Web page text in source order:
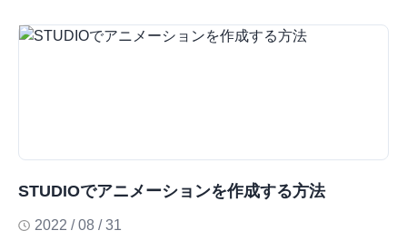
STUDIOでアニメーションを作成する方法
2022 / 08 / 31